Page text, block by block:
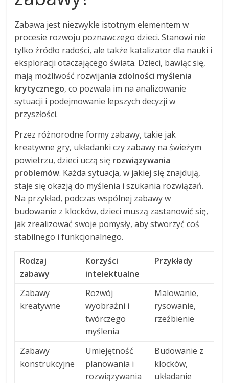
Zabawa jest niezwykle istotnym elementem w
procesie rozwoju poznawczego dzieci. Stanowi nie
tylko źródło radości, ale także katalizator dla nauki i
eksploracji otaczającego świata. Dzieci, bawiąc się,
mają możliwość rozwijania zdolności myślenia
krytycznego, co pozwala im na analizowanie
sytuacji i podejmowanie lepszych decyzji w
przyszłości.
Przez różnorodne formy zabawy, takie jak
kreatywne gry, układanki czy zabawy na świeżym
powietrzu, dzieci uczą się rozwiązywania
problemów. Każda sytuacja, w jakiej się znajdują,
staje się okazją do myślenia i szukania rozwiązań.
Na przykład, podczas wspólnej zabawy w
budowanie z klocków, dzieci muszą zastanowić się,
jak zrealizować swoje pomysły, aby stworzyć coś
stabilnego i funkcjonalnego.
Rodzaj
zabawy
Korzyści
intelektualne
Przykłady
Zabawy
kreatywne
Rozwój
wyobraźni i
twórczego
myślenia
Malowanie,
rysowanie,
rzeźbienie
Zabawy
konstrukcyjne
Umiejętność
planowania i
rozwiązywania
Budowanie z
klocków,
układanie